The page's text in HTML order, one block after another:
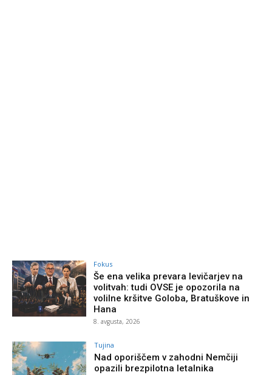
Fokus
Še ena velika prevara levičarjev na
volitvah: tudi OVSE je opozorila na
volilne kršitve Goloba, Bratuškove in
Hana
8. avgusta, 2026
Tujina
Nad oporiščem v zahodni Nemčiji
opazili brezpilotna letalnika